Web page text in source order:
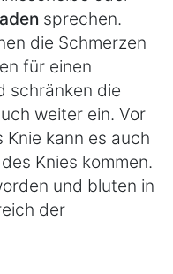
sprechen.
die Schmerzen
für einen
schränken die
weiter ein. Vor
kann es auch
Knies kommen.
und bluten in
der